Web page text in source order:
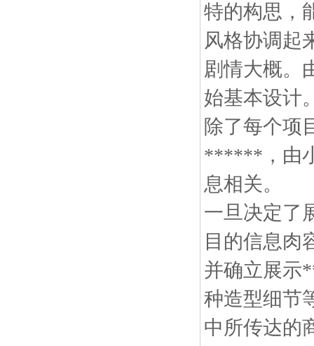
特的构思，
风格协调起
剧情大概。
始基本
除了每个项
******，由
息相关。
一旦决定了
目的信息肉
并确立展示
种造型细节
中所传达的